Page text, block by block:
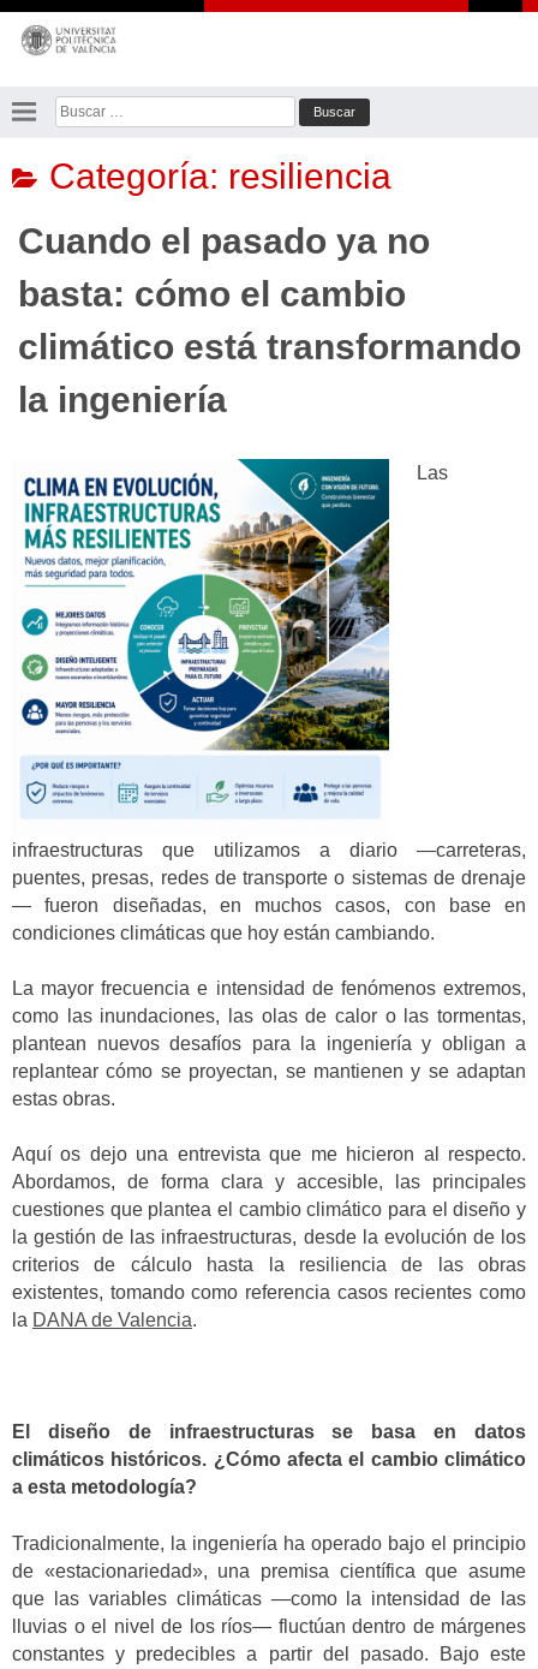
Saltar
contenido
Buscar:
Categoría: resiliencia
Cuando el pasado ya no
basta: cómo el cambio
climático está transformando
la ingeniería
Las
infraestructuras que utilizamos a diario —carreteras,
puentes, presas, redes de transporte o sistemas de drenaje
— fueron diseñadas, en muchos casos, con base en
condiciones climáticas que hoy están cambiando.
La mayor frecuencia e intensidad de fenómenos extremos,
como las inundaciones, las olas de calor o las tormentas,
plantean nuevos desafíos para la ingeniería y obligan a
replantear cómo se proyectan, se mantienen y se adaptan
estas obras.
Aquí os dejo una entrevista que me hicieron al respecto.
Abordamos, de forma clara y accesible, las principales
cuestiones que plantea el cambio climático para el diseño y
la gestión de las infraestructuras, desde la evolución de los
criterios de cálculo hasta la resiliencia de las obras
existentes, tomando como referencia casos recientes como
la DANA de Valencia.
El diseño de infraestructuras se basa en datos
climáticos históricos. ¿Cómo afecta el cambio climático
a esta metodología?
Tradicionalmente, la ingeniería ha operado bajo el principio
de «estacionariedad», una premisa científica que asume
que las variables climáticas —como la intensidad de las
lluvias o el nivel de los ríos— fluctúan dentro de márgenes
constantes y predecibles a partir del pasado. Bajo este